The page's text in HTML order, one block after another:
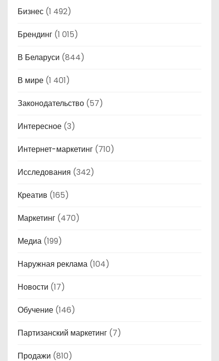
Бизнес (1 492)
Брендинг (1 015)
В Беларуси (844)
В мире (1 401)
Законодательство (57)
Интересное (3)
Интернет-маркетинг (710)
Исследования (342)
Креатив (165)
Маркетинг (470)
Медиа (199)
Наружная реклама (104)
Новости (17)
Обучение (146)
Партизанский маркетинг (7)
Продажи (810)